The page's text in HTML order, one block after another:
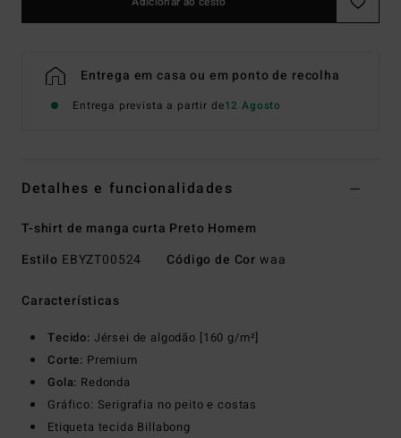
Entrega em casa ou em ponto de recolha
Entrega prevista a partir de12 Agosto
Detalhes e funcionalidades
T-shirt de manga curta Preto Homem
Estilo EBYZT00524 Código de Cor waa
Características
Tecido: Jérsei de algodão [160 g/m²]
Corte: Premium
Gola: Redonda
Gráfico: Serigrafia no peito e costas
Etiqueta tecida Billabong